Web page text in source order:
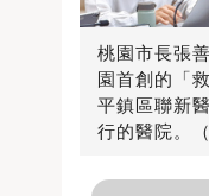
桃園市長張
園首創的「
平鎮區聯新
行的醫院。